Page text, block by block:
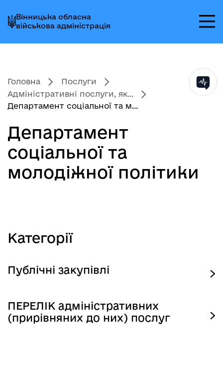
до
головного
меню
до
головного
вмісту
до
головного
колонтитула
Вінницька обласна
військова адміністрація
Головна
Послуги
Адміністративні послуги, як...
Департамент соціальної та м...
Департамент
соціальної та
молодіжної політики
Категорії
Публічні закупівлі
ПЕРЕЛІК адміністративних
(прирівняних до них) послуг